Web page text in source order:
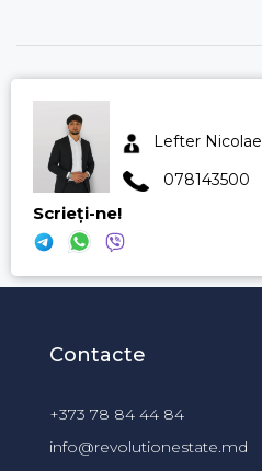
Lefter Nicolae
078143500
Scrieți-ne!
Contacte
+373 78 84 44 84
info@revolutionestate.md